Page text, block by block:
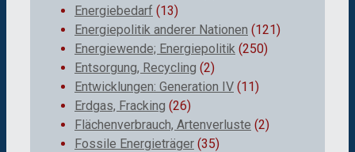
Energiebedarf (13)
Energiepolitik anderer Nationen (121)
Energiewende; Energiepolitik (250)
Entsorgung, Recycling (2)
Entwicklungen: Generation IV (11)
Erdgas, Fracking (26)
Flächenverbrauch, Artenverluste (2)
Fossile Energieträger (35)